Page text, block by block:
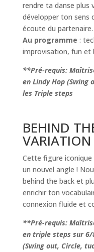
rendre ta danse plus
développer ton sens
écoute du partenaire.
Au programme :
improvisation, fun et
**Pré-requis:
en Lindy Hop (Swing
les Triple steps
BEHIND
VARIATION
Cette figure iconique
un nouvel angle !
behind the back et
enrichir ton
connexion fluide et
**Pré-requis:
en triple steps sur
(Swing out, Circle,